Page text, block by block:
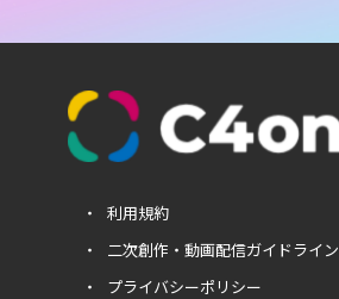
利用規約
二次創作・動画配信ガイドライン
プライバシーポリシー